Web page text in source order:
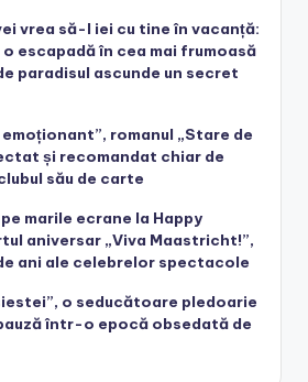
vrea să-l iei cu tine în vacanță:
o escapadă în cea mai frumoasă
paradisul ascunde un secret
romanul „Stare de
și recomandat chiar de
său de carte
marile ecrane la Happy
aniversar „Viva Maastricht!”,
ani ale celebrelor spectacole
o seducătoare pledoarie
într-o epocă obsedată de